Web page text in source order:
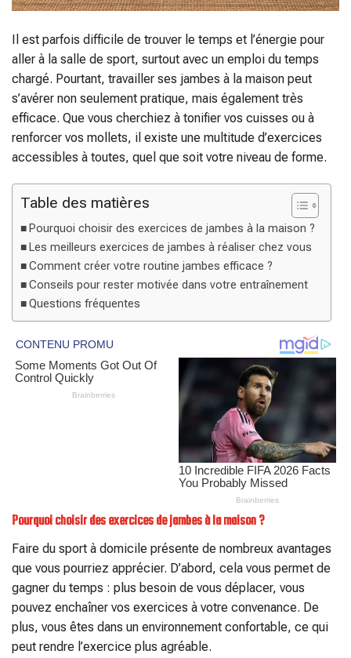
Il est parfois difficile de trouver le temps et l’énergie pour
aller à la salle de sport, surtout avec un emploi du temps
chargé. Pourtant, travailler ses jambes à la maison peut
s’avérer non seulement pratique, mais également très
efficace. Que vous cherchiez à tonifier vos cuisses ou à
renforcer vos mollets, il existe une multitude d’exercices
accessibles à toutes, quel que soit votre niveau de forme.
Table des matières
Pourquoi choisir des exercices de jambes à la maison ?
Les meilleurs exercices de jambes à réaliser chez vous
Comment créer votre routine jambes efficace ?
Conseils pour rester motivée dans votre entraînement
Questions fréquentes
Pourquoi choisir des exercices de jambes à la maison ?
Faire du sport à domicile présente de nombreux avantages
que vous pourriez apprécier. D’abord, cela vous permet de
gagner du temps : plus besoin de vous déplacer, vous
pouvez enchaîner vos exercices à votre convenance. De
plus, vous êtes dans un environnement confortable, ce qui
peut rendre l’exercice plus agréable.